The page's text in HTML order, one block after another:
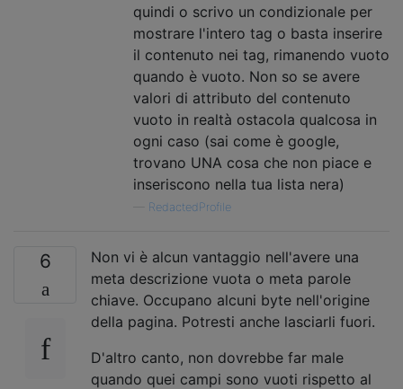
quindi o scrivo un condizionale per
mostrare l'intero tag o basta inserire
il contenuto nei tag, rimanendo vuoto
quando è vuoto. Non so se avere
valori di attributo del contenuto
vuoto in realtà ostacola qualcosa in
ogni caso (sai come è google,
trovano UNA cosa che non piace e
inseriscono nella tua lista nera)
RedactedProfile
6
Non vi è alcun vantaggio nell'avere una
meta descrizione vuota o meta parole
chiave. Occupano alcuni byte nell'origine
della pagina. Potresti anche lasciarli fuori.
D'altro canto, non dovrebbe far male
quando quei campi sono vuoti rispetto al